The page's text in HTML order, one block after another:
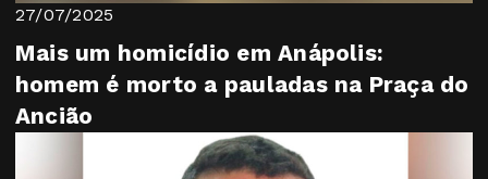
27/07/2025
Mais um homicídio em Anápolis:
homem é morto a pauladas na Praça do
Ancião